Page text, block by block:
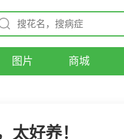
图片 商城
好养！